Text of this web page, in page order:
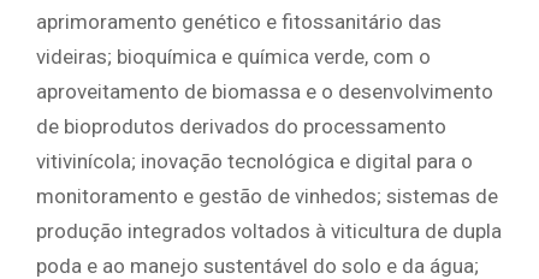
aprimoramento genético e fitossanitário das
videiras; bioquímica e química verde, com o
aproveitamento de biomassa e o desenvolvimento
de bioprodutos derivados do processamento
vitivinícola; inovação tecnológica e digital para o
monitoramento e gestão de vinhedos; sistemas de
produção integrados voltados à viticultura de dupla
poda e ao manejo sustentável do solo e da água;